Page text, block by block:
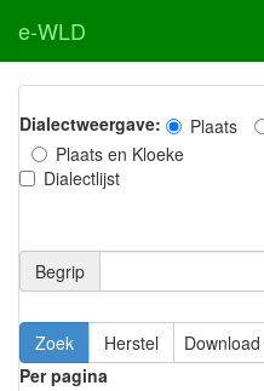
e-WLD
Dialectweergave: Plaats
Plaats en Kloeke
Dialectlijst
Begrip
Zoek Herstel
Download
Per pagina